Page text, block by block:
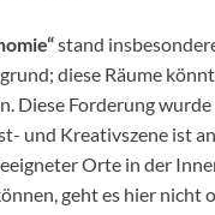
stand
diese Räume
Diese Forderung
und Kreativszene ist
Orte in der
geht es hier nicht